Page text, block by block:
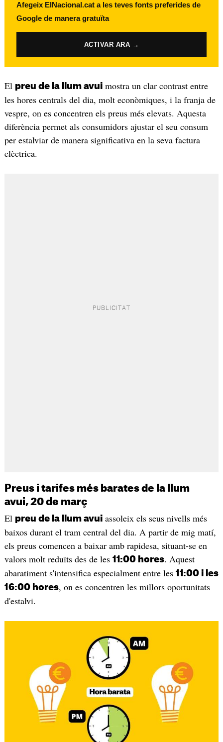
Afegeix ElNacional.cat a les teves fonts preferides de
Google de manera gratuïta
ACTIVAR ARA →
El preu de la llum avuimostra un clar contrast entre
les hores centrals del dia, molt econòmiques, i la franja de
vespre, on es concentren els preus més elevats. Aquesta
diferència permet als consumidors ajustar el seu consum
per estalviar de manera significativa en la seva factura
elèctrica.
Preus i tarifes més barates de la llum
avui, 20 de març
El preu de la llum avuiassoleix els seus nivells més
baixos durant el tram central del dia. A partir de mig matí,
els preus comencen a baixar amb rapidesa, situant-se en
valors molt reduïts des de les 11:00 hores. Aquest
abaratiment s'intensifica especialment entre les 11:00 i les
16:00 hores, on es concentren les millors oportunitats
d'estalvi.